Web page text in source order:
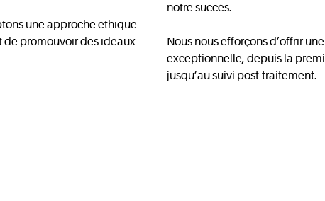
une approche éthique
de promouvoir des idéaux
notre succès.
Nous nous efforçons d’offrir
exceptionnelle, depuis la
jusqu’au suivi post-traitement.